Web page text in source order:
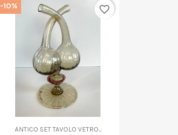
Anteprima
ANTICO SET TAVOLO VETRO...
-10% favorite_border